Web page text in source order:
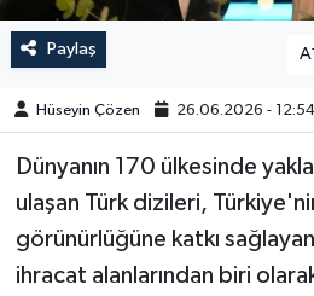
Paylaş A-
Hüseyin Çözen 26.06.2026 - 12:54
Dünyanın 170 ülkesinde
ulaşan Türk dizileri,
görünürlüğüne katkı
ihracat alanlarından biri